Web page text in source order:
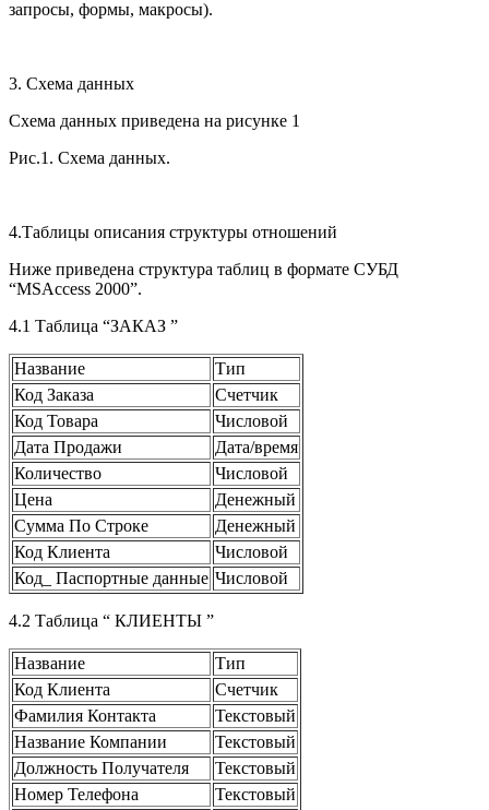
запросы, формы, макросы).
3. Схема данных
Схема данных приведена на рисунке 1
Рис.1. Схема данных.
4.Таблицы описания структуры отношений
Ниже приведена структура таблиц в формате СУБД
“MSAccess 2000”.
4.1 Таблица “ЗАКАЗ ”
Название
Тип
Код Заказа
Счетчик
Код Товара
Числовой
Дата Продажи
Дата/время
Количество
Числовой
Цена
Денежный
Сумма По Строке
Денежный
Код Клиента
Числовой
Код_ Паспортные данные Числовой
4.2 Таблица “ КЛИЕНТЫ ”
Название
Тип
Код Клиента
Счетчик
Фамилия Контакта
Текстовый
Название Компании
Текстовый
Должность Получателя
Текстовый
Номер Телефона
Текстовый